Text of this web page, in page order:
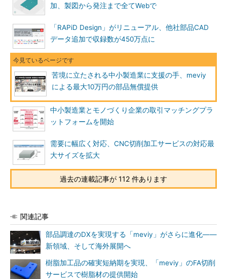
加、製図から発注まで全てWebで
「RAPiD Design」がリニューアル、他社部品CAD
データ追加で収録数が450万点に
苦境に立たされる中小製造業に支援の手、meviy
による最大10万円の部品無償提供
中小製造業とモノづくり企業の取引マッチングプラ
ットフォームを開始
需要に幅広く対応、CNC切削加工サービスの対応最
大サイズを拡大
過去の連載記事が 112 件あります
関連記事
部品調達のDXを実現する「meviy」がさらに進化――
新領域、そして海外展開へ
樹脂加工品の確実短納期を実現、「meviy」のFA切削
サービスで樹脂材の提供開始